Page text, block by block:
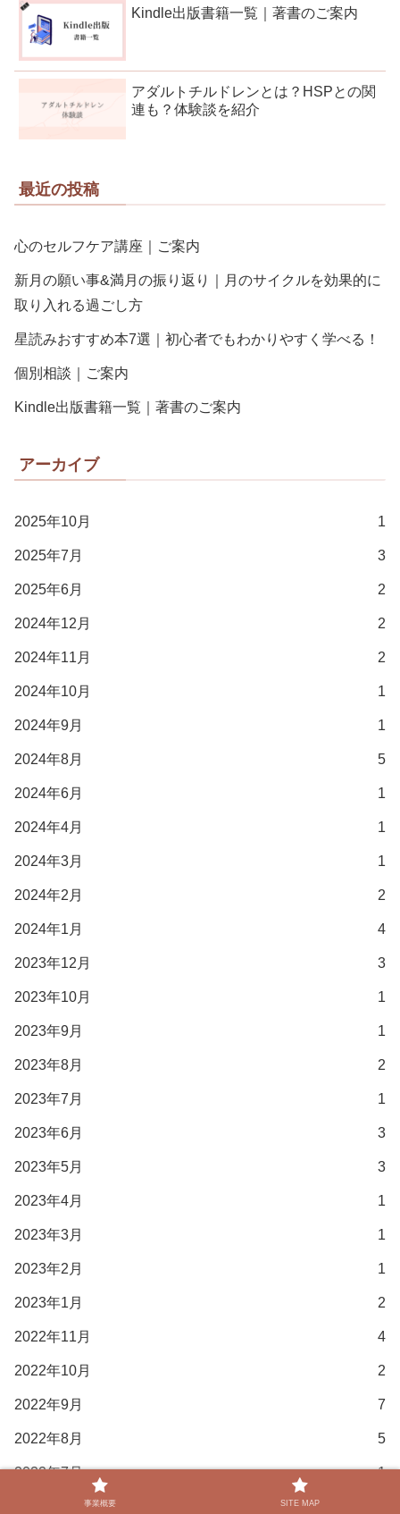
Kindle出版書籍一覧｜著書のご案内
アダルトチルドレンとは？HSPとの関
連も？体験談を紹介
最近の投稿
心のセルフケア講座｜ご案内
新月の願い事&満月の振り返り｜月のサイクルを効果的に
取り入れる過ごし方
星読みおすすめ本7選｜初心者でもわかりやすく学べる！
個別相談｜ご案内
Kindle出版書籍一覧｜著書のご案内
アーカイブ
2025年10月 1
2025年7月 3
2025年6月 2
2024年12月 2
2024年11月 2
2024年10月 1
2024年9月 1
2024年8月 5
2024年6月 1
2024年4月 1
2024年3月 1
2024年2月 2
2024年1月 4
2023年12月 3
2023年10月 1
2023年9月 1
2023年8月 2
2023年7月 1
2023年6月 3
2023年5月 3
2023年4月 1
2023年3月 1
2023年2月 1
2023年1月 2
2022年11月 4
2022年10月 2
2022年9月 7
2022年8月 5
2022年7月 1
事業概要 SITE MAP